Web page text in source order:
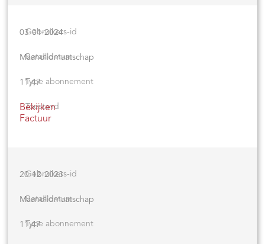
03-01-2024
Maandlidmaatschap
11,47
Bekijken
Factuur
20-12-2023
Maandlidmaatschap
11,47